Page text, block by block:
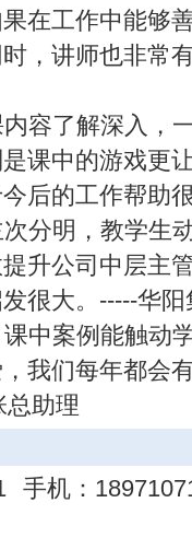
在工作中能够
，讲师也非常
容了解深入，
课中的游戏更
后的工作帮助
分明，教学生
升公司中层主
很大。-----华
中案例能触动
我们每年都会
总助理
手机：